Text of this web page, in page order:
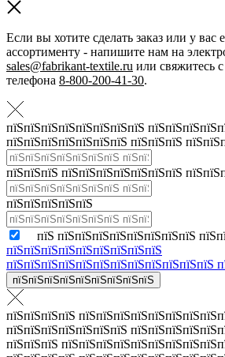
Если вы хотите сделать заказ или у вас
ассортименту - напишите нам на
sales@fabrikant-textile.ru или свяжитесь
телефона 8-800-200-41-30.
пїЅпїЅпїЅпїЅпїЅпїЅпїЅпїЅ
пїЅпїЅпїЅпїЅпїЅпїЅпїЅ пїЅпїЅпїЅ
пїЅпїЅпїЅ пїЅпїЅпїЅпїЅпїЅпїЅпїЅ
пїЅпїЅпїЅпїЅпїЅ
пїЅ пїЅпїЅпїЅпїЅпїЅпїЅпїЅпїЅ
пїЅпїЅпїЅпїЅпїЅпїЅпїЅпїЅпїЅ
пїЅпїЅпїЅпїЅпїЅпїЅпїЅпїЅпїЅпїЅпїЅпїЅ
пїЅпїЅпїЅпїЅпїЅпїЅпїЅпїЅпїЅ
пїЅпїЅпїЅпїЅ
пїЅпїЅпїЅпїЅпїЅпїЅпїЅ
пїЅпїЅпїЅ